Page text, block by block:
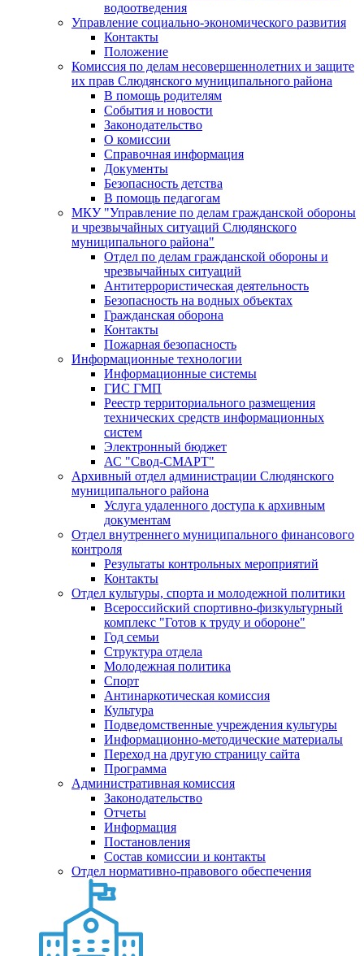
водоотведения
Управление социально-экономического развития
Контакты
Положение
Комиссия по делам несовершеннолетних и защите
их прав Слюдянского муниципального района
В помощь родителям
События и новости
Законодательство
О комиссии
Справочная информация
Документы
Безопасность детства
В помощь педагогам
МКУ "Управление по делам гражданской обороны
и чрезвычайных ситуаций Слюдянского
муниципального района"
Отдел по делам гражданской обороны и
чрезвычайных ситуаций
Антитеррористическая деятельность
Безопасность на водных объектах
Гражданская оборона
Контакты
Пожарная безопасность
Информационные технологии
Информационные системы
ГИС ГМП
Реестр территориального размещения
технических средств информационных
систем
Электронный бюджет
АС "Свод-СМАРТ"
Архивный отдел администрации Слюдянского
муниципального района
Услуга удаленного доступа к архивным
документам
Отдел внутреннего муниципального финансового
контроля
Результаты контрольных мероприятий
Контакты
Отдел культуры, спорта и молодежной политики
Всероссийский спортивно-физкультурный
комплекс "Готов к труду и обороне"
Год семьи
Структура отдела
Молодежная политика
Спорт
Антинаркотическая комиссия
Культура
Подведомственные учреждения культуры
Информационно-методические материалы
Переход на другую страницу сайта
Программа
Административная комиссия
Законодательство
Отчеты
Информация
Постановления
Состав комиссии и контакты
Отдел нормативно-правового обеспечения